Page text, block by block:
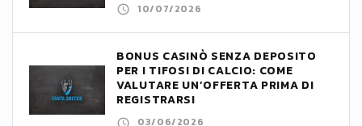
10/07/2026
BONUS CASINÒ SENZA DEPOSITO
PER I TIFOSI DI CALCIO: COME
VALUTARE UN’OFFERTA PRIMA DI
REGISTRARSI
03/06/2026